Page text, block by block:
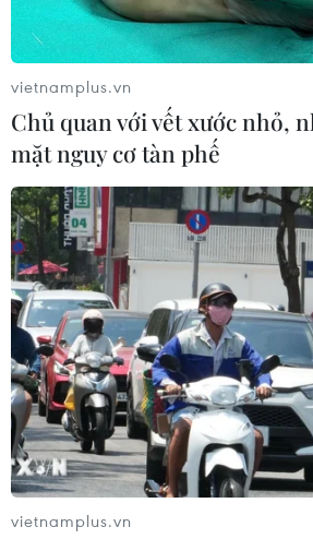
vietnamplus.vn
Chủ quan với vết xước nhỏ,
mặt nguy cơ tàn phế
vietnamplus.vn